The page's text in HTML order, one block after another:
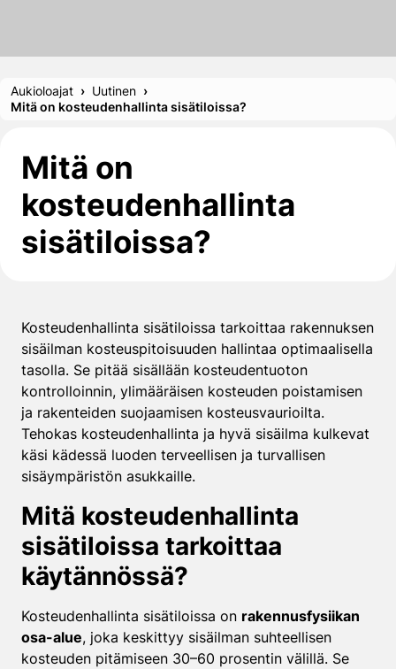
Aukioloajat
Uutinen
Mitä on kosteudenhallinta sisätiloissa?
Mitä on
kosteudenhallinta
sisätiloissa?
Kosteudenhallinta sisätiloissa tarkoittaa rakennuksen
sisäilman kosteuspitoisuuden hallintaa optimaalisella
tasolla. Se pitää sisällään kosteudentuoton
kontrolloinnin, ylimääräisen kosteuden poistamisen
ja rakenteiden suojaamisen kosteusvaurioilta.
Tehokas kosteudenhallinta ja hyvä sisäilma kulkevat
käsi kädessä luoden terveellisen ja turvallisen
sisäympäristön asukkaille.
Mitä kosteudenhallinta
sisätiloissa tarkoittaa
käytännössä?
Kosteudenhallinta sisätiloissa on rakennusfysiikan
osa-alue, joka keskittyy sisäilman suhteellisen
kosteuden pitämiseen 30–60 prosentin välillä. Se